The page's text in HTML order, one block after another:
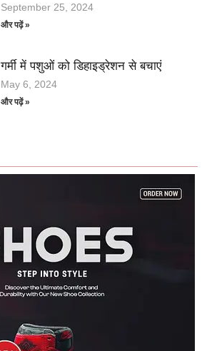
September 25, 2024
और पढ़ें »
गर्मी में पशुओं को डिहाइड्रेशन से बचाएं
May 6, 2024
और पढ़ें »